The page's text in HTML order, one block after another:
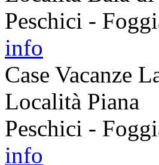
Peschici -
info
Case Vacanze
Località Piana
Peschici -
info